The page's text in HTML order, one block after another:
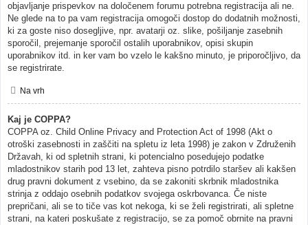
objavljanje prispevkov na določenem forumu potrebna registracija ali ne.
Ne glede na to pa vam registracija omogoči dostop do dodatnih možnosti,
ki za goste niso dosegljive, npr. avatarji oz. slike, pošiljanje zasebnih
sporočil, prejemanje sporočil ostalih uporabnikov, opisi skupin
uporabnikov itd. in ker vam bo vzelo le kakšno minuto, je priporočljivo, da
se registrirate.
Na vrh
Kaj je COPPA?
COPPA oz. Child Online Privacy and Protection Act of 1998 (Akt o
otroški zasebnosti in zaščiti na spletu iz leta 1998) je zakon v Združenih
Državah, ki od spletnih strani, ki potencialno posedujejo podatke
mladostnikov starih pod 13 let, zahteva pisno potrdilo staršev ali kakšen
drug pravni dokument z vsebino, da se zakoniti skrbnik mladostnika
strinja z oddajo osebnih podatkov svojega oskrbovanca. Če niste
prepričani, ali se to tiče vas kot nekoga, ki se želi registrirati, ali spletne
strani, na kateri poskušate z registracijo, se za pomoč obrnite na pravni